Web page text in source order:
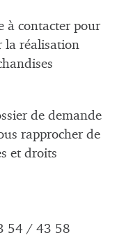
à contacter pour
la réalisation
de demande
rapprocher de
et droits
54 / 43 58